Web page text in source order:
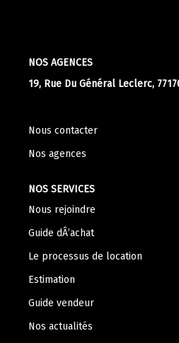
Nous
NOS AGENCES
19, Rue Du Général Leclerc,
Nous contacter
Nos agences
NOS SERVICES
Nous rejoindre
Guide dÂ’achat
Le processus de location
Estimation
Guide vendeur
Nos actualités